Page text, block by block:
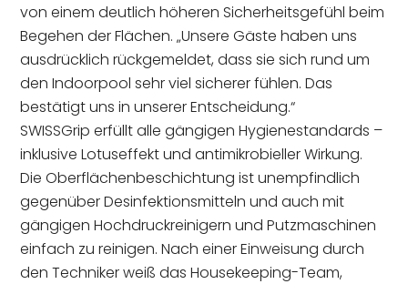
von einem deutlich höheren Sicherheitsgefühl beim
Begehen der Flächen. „Unsere Gäste haben uns
ausdrücklich rückgemeldet, dass sie sich rund um
den Indoorpool sehr viel sicherer fühlen. Das
bestätigt uns in unserer Entscheidung.“
SWISSGrip erfüllt alle gängigen Hygienestandards –
inklusive Lotuseffekt und antimikrobieller Wirkung.
Die Oberflächenbeschichtung ist unempfindlich
gegenüber Desinfektionsmitteln und auch mit
gängigen Hochdruckreinigern und Putzmaschinen
einfach zu reinigen. Nach einer Einweisung durch
den Techniker weiß das Housekeeping-Team,